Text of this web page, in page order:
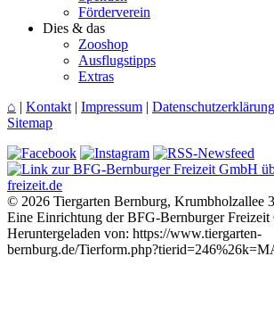
Förderverein
Dies & das
Zooshop
Ausflugstipps
Extras
⌂ | Kontakt | Impressum | Datenschutzerklärung
Sitemap
© 2026 Tiergarten Bernburg, Krumbholzallee
Eine Einrichtung der BFG-Bernburger Freizeit
Heruntergeladen von: https://www.tiergarten-
bernburg.de/